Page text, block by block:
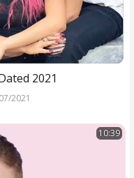
2021
2021
10:39